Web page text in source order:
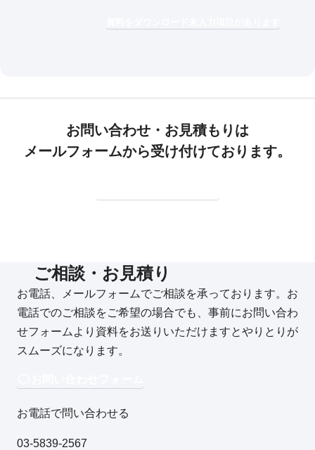
お問い合わせ・お見積もりは
メールフォームから受け付けております。
ご相談・お見積り
お電話、メールフォームでご相談を承っております。お
電話でのご相談をご希望の場合でも、事前にお問い合わ
せフォームより資料をお送りいただけますとやりとりが
スムーズになります。
お電話で問い合わせる
03-5839-2567